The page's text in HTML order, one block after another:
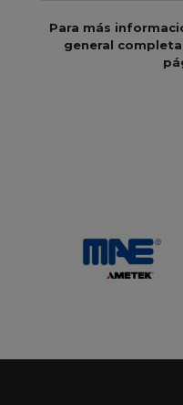
Para más
general